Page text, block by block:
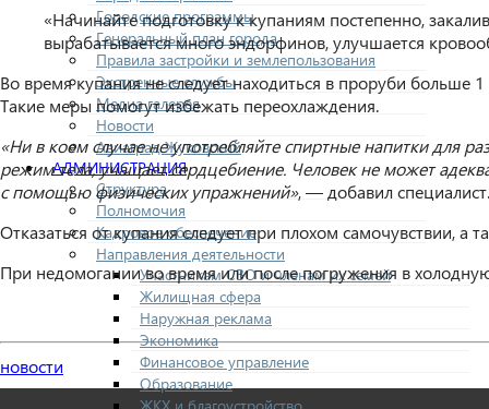
Городские программы
Генеральный план города
Правила застройки и землепользования
Экстренные службы
Медиа галерея
Новости
Авиаград Жуковский
АДМИНИСТРАЦИЯ
Структура
Полномочия
Кадровое обеспечение
Направления деятельности
Участникам СВО и членам их семей
Жилищная сфера
Наружная реклама
Экономика
Финансовое управление
Образование
ЖКХ и благоустройство
«Начинайте подготовку к купаниям постепенно,
вырабатывается много эндорфинов, улучшается
Во время купания не следует находиться в проруби больше
Такие меры помогут избежать переохлаждения.
«Ни в коем случае не употребляйте спиртные напитки для
режим тела, учащает сердцебиение. Человек не может
с помощью физических упражнений», — добавил специалист.
Отказаться от купания следует при плохом самочувствии, а
При недомогании во время или после погружения в
новости